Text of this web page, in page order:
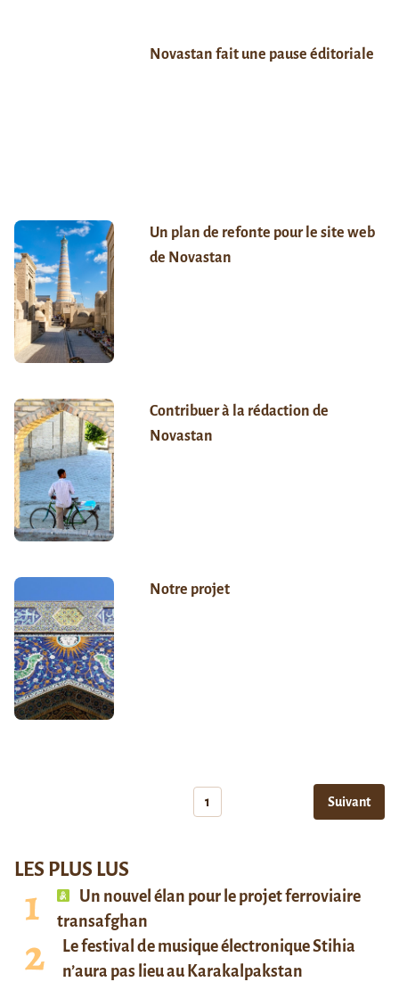
Novastan fait une pause éditoriale
Un plan de refonte pour le site web
de Novastan
Contribuer à la rédaction de
Novastan
Notre projet
1 Suivant
LES PLUS LUS
Un nouvel élan pour le projet ferroviaire
transafghan
Le festival de musique électronique Stihia
n’aura pas lieu au Karakalpakstan